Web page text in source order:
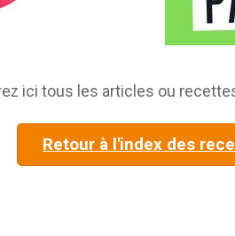
ici tous les articles ou
Retour à l'index des